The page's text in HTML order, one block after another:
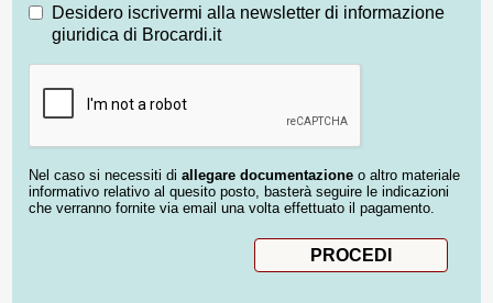
Desidero iscrivermi alla newsletter di informazione
giuridica di Brocardi.it
Nel caso si necessiti di allegare documentazione o altro materiale
informativo relativo al quesito posto, basterà seguire le indicazioni
che verranno fornite via email una volta effettuato il pagamento.